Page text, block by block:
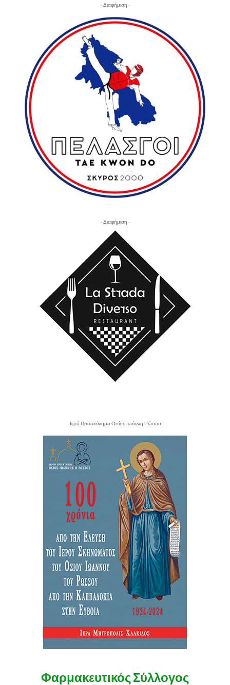
- Διαφήμιση -
- Διαφήμιση -
- Ιερό Προσκύνημα Οσίου Ιωάννη Ρώσου -
Φαρμακευτικός Σύλλογος